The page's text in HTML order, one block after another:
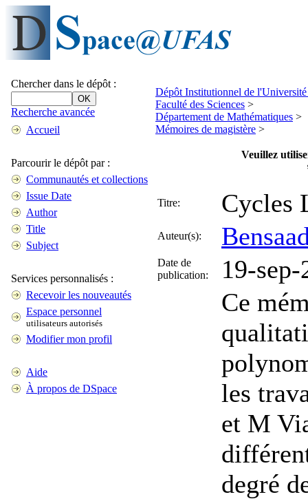
Chercher dans le dépôt :
Recherche avancée
Accueil
Parcourir le dépôt par :
Communautés et collections
Issue Date
Author
Title
Subject
Services personnalisés :
Recevoir les nouveautés
Espace personnel
utilisateurs autorisés
Modifier mon profil
Aide
À propos de DSpace
Dépôt Institutionnel de
Faculté des Sciences >
Département de Mathématiques >
Mémoires de magistère >
Veuillez
Titre: Cycles
Auteur(s):
Date de
publication:
19-sep-
Ce
les
et M
degré